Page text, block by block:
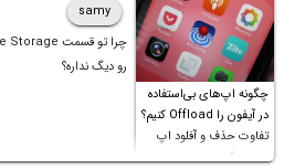
چگونه اپ‌های بی‌استفاده
در آیفون را Offload کنیم؟
تفاوت حذف و آفلود اپ
چیست؟
samy
رو دیگ نداره؟